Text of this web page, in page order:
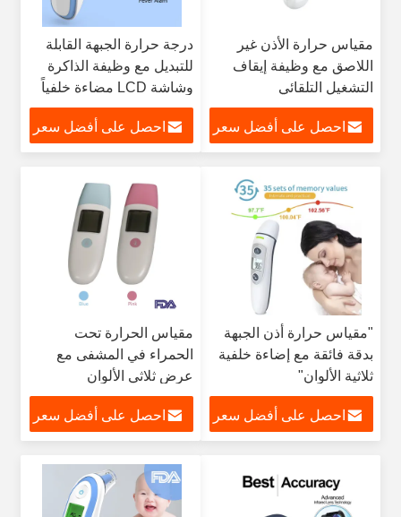
مقياس حرارة الأذن غير
اللاصق مع وظيفة إيقاف
التشغيل التلقائي
احصل على أفضل سعر
درجة حرارة الجبهة القابلة
للتبديل مع وظيفة الذاكرة
وشاشة LCD مضاءة خلفياً
احصل على أفضل سعر
"مقياس حرارة أذن الجبهة
بدقة فائقة مع إضاءة خلفية
ثلاثية الألوان"
احصل على أفضل سعر
مقياس الحرارة تحت
الحمراء في المشفى مع
عرض ثلاثي الألوان
احصل على أفضل سعر